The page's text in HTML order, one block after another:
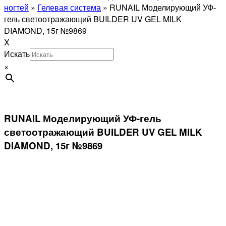
ногтей » Гелевая система » RUNAIL Моделирующий УФ-
гель светоотражающий BUILDER UV GEL MILK
DIAMOND, 15г №9869
X
Искать
×
RUNAIL Моделирующий УФ-гель
светоотражающий BUILDER UV GEL MILK
DIAMOND, 15г №9869